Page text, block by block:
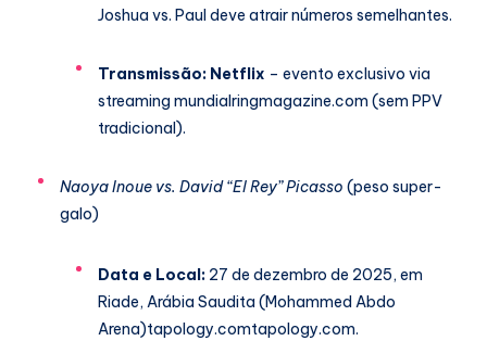
Joshua vs. Paul deve atrair números semelhantes.
Transmissão: Netflix – evento exclusivo via
streaming mundialringmagazine.com (sem PPV
tradicional).
Naoya Inoue vs. David “El Rey” Picasso (peso super-
galo)
Data e Local: 27 de dezembro de 2025, em
Riade, Arábia Saudita (Mohammed Abdo
Arena)tapology.comtapology.com.